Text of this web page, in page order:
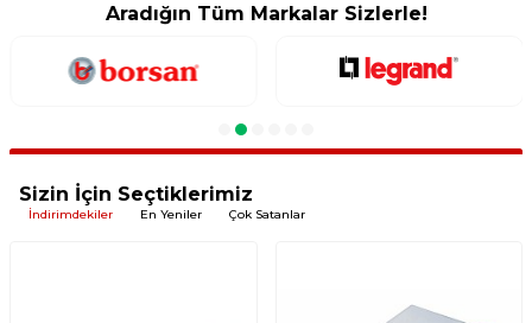
Aradığın Tüm Markalar Sizlerle!
İndirimdekiler En Yeniler Çok Satanlar
Sizin İçin Seçtiklerimiz